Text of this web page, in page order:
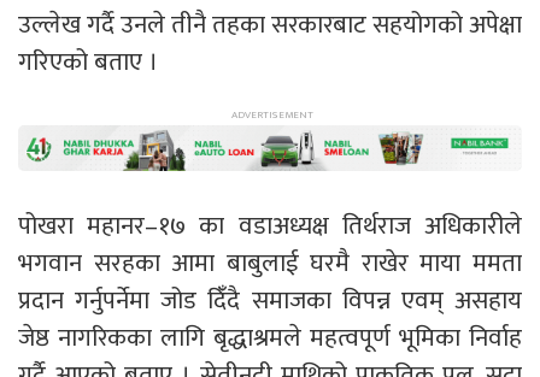
उल्लेख गर्दै उनले तीनै तहका सरकारबाट सहयोगको अपेक्षा
गरिएको बताए ।
पोखरा महानर–१७ का वडाअध्यक्ष तिर्थराज अधिकारीले
भगवान सरहका आमा बाबुलाई घरमै राखेर माया ममता
प्रदान गर्नुपर्नेमा जोड दिंँदै समाजका विपन्न एवम् असहाय
जेष्ठ नागरिकका लागि बृद्धाश्रमले महत्वपूर्ण भूमिका निर्वाह